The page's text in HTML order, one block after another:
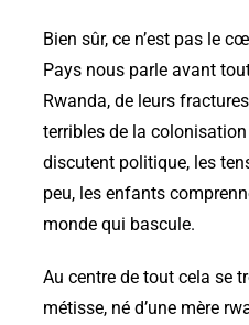
Bien sûr, ce n’est pas le
Pays nous parle avant
Rwanda, de leurs
terribles de la
discutent politique, les
peu, les enfants
monde qui bascule.
Au centre de tout cela se
métisse, né d’une mère